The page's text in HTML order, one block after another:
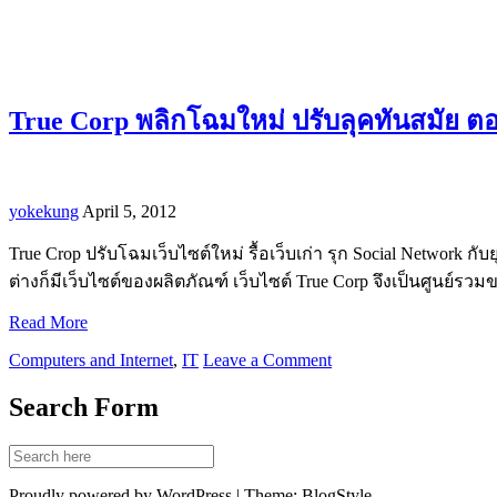
True Corp พลิกโฉมใหม่ ปรับลุคทันสมัย ต
yokekung April 5, 2012
True Crop ปรับโฉมเว็บไซต์ใหม่ รื้อเว็บเก่า รุก Social
ต่างก็มีเว็บไซต์ของผลิตภัณฑ์ เว็บไซต์ True Corp จึงเป็นศูนย์ร
Read More
Computers and Internet, IT Leave a Comment
Search Form